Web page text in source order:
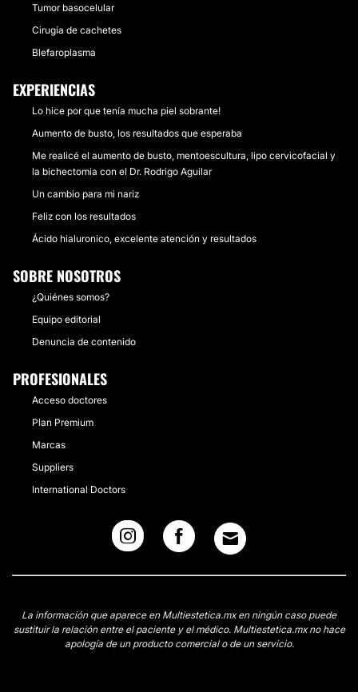
Tumor basocelular
Cirugía de cachetes
Blefaroplasma
EXPERIENCIAS
Lo hice por que tenía mucha piel sobrante!
Aumento de busto, los resultados que esperaba
Me realicé el aumento de busto, mentoescultura, lipo cervicofacial y
la bichectomia con el Dr. Rodrigo Aguilar
Un cambio para mi nariz
Feliz con los resultados
Ácido hialuronico, excelente atención y resultados
SOBRE NOSOTROS
¿Quiénes somos?
Equipo editorial
Denuncia de contenido
PROFESIONALES
Acceso doctores
Plan Premium
Marcas
Suppliers
International Doctors
La información que aparece en Multiestetica.mx en ningún caso puede
sustituir la relación entre el paciente y el médico. Multiestetica.mx no hace
apología de un producto comercial o de un servicio.